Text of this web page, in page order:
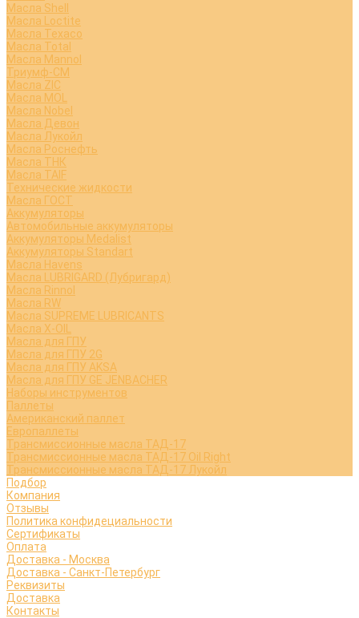
Масла Shell
Масла Loctite
Масла Texaco
Масла Total
Масла Mannol
Триумф-СМ
Масла ZIC
Масла MOL
Масла Nobel
Масла Девон
Масла Лукойл
Масла Роснефть
Масла ТНК
Масла TAIF
Технические жидкости
Масла ГОСТ
Аккумуляторы
Автомобильные аккумуляторы
Аккумуляторы Medalist
Аккумуляторы Standart
Масла Havens
Масла LUBRIGARD (Лубригард)
Масла Rinnol
Масла RW
Масла SUPREME LUBRICANTS
Масла X-OIL
Масла для ГПУ
Масла для ГПУ 2G
Масла для ГПУ AKSA
Масла для ГПУ GE JENBACHER
Наборы инструментов
Паллеты
Американский паллет
Европаллеты
Трансмиссионные масла ТАД-17
Трансмиссионные масла ТАД-17 Oil Right
Трансмиссионные масла ТАД-17 Лукойл
Подбор
Компания
Отзывы
Политика конфидециальности
Сертификаты
Оплата
Доставка - Москва
Доставка - Санкт-Петербург
Реквизиты
Доставка
Контакты